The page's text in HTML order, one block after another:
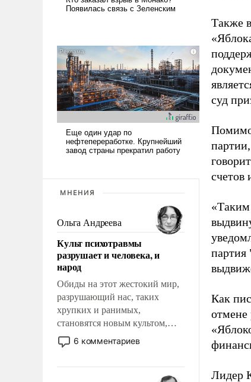
МНЕНИЯ
Ольга Андреева
Культ психотравмы
разрушает и человека, и
народ
Обиды на этот жестокий мир,
разрушающий нас, таких
хрупких и ранимых,
становятся новым культом,
постепенно вытесняя и
отменяя традиционное
мужественным и твердым под
6 комментариев
Также
суд
Помимо
счетов
«Таким
партия
Как
отмене
Лидер